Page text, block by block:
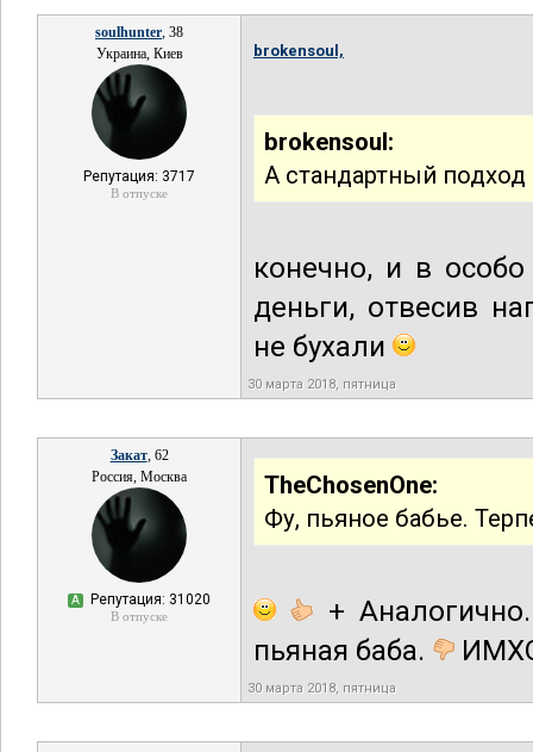
soulhunter, 38
Украина, Киев
Репутация: 3717
В отпуске
brokensoul,
brokensoul:
А стандартный подход
конечно, и в
деньги, отвесив
не бухали
30 марта 2018, пятница
Закат, 62
Россия, Москва
А Репутация: 31020
В отпуске
TheChosenOne:
Фу, пьяное бабье.
+
пьяная баба.
30 марта 2018, пятница